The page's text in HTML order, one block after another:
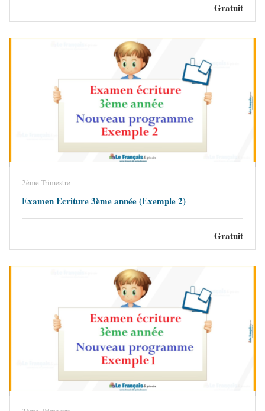
Gratuit
2ème Trimestre
Examen Ecriture 3ème année (Exemple 2)
Gratuit